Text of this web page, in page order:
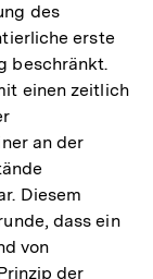
des
erste
beschränkt.
einen zeitlich
an der
Diesem
dass ein
von
der